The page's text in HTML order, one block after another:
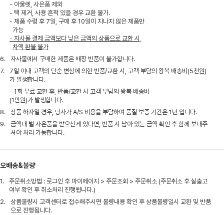
- 아울렛, 사은품 제외
- 택 제거, 사용 흔적 있을 경우 교환 불가.
- 제품 수령 후 7일, 구매 후 10일이 지나지 않은 제품만
가능
- 자사몰 결제 금액보다 낮은 금액의 상품으로 교환 시,
차액 환불 불가
6.
자사몰에서 구매한 제품은 매장 반품이 불가합니다.
7.
7일 이내 고객의 단순 변심에 의한 반품/교환 시, 고객 부담의 왕복 배송비(5천원)
가 발생합니다.
- 1회 무료 교환 후, 반품/교환 시 고객 부담의 왕복 배송비
(1만원)가 발생합니다.
8.
상품 하자일 경우, 당사가 A/S 비용을 부담하며 품질 보증 기간은 1년 입니다.
9.
금액대 별 사은품을 받으신게 있다면, 반품 시 남아 있는 금액 확인 후 함께 보내주
셔야 처리 가능합니다.
오배송&불량
1.
주문취소방법 : 로그인 후 마이페이지 > 주문조회 > 주문취소 (주문취소 후 실출고
여부 확인 후 취소처리 진행됩니다.)
2.
상품불량시 고객센터로 접수해주시면 불량내용 확인 후 상품불량일시 교환 및 반품
으로 진행됩니다.